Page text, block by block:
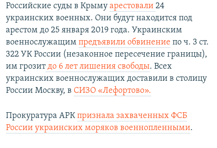
Российские суды в Крыму арестовали 24
украинских военных. Они будут находится под
арестом до 25 января 2019 года. Украинским
военнослужащим предъявили обвинение по ч. 3 ст.
322 УК России (незаконное пересечение границы),
им грозитдо 6 лет лишения свободы. Всех
украинских военнослужащих доставили в столицу
России Москву, в СИЗО «Лефортово».
Прокуратура АРКпризнала захваченных ФСБ
России украинских моряков военнопленными.